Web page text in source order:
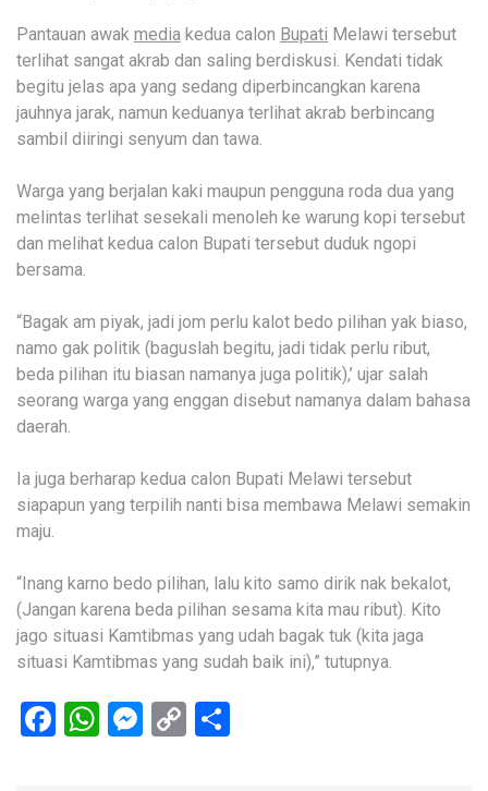
Pantauan awak media kedua calon Bupati Melawi tersebut
terlihat sangat akrab dan saling berdiskusi. Kendati tidak
begitu jelas apa yang sedang diperbincangkan karena
jauhnya jarak, namun keduanya terlihat akrab berbincang
sambil diiringi senyum dan tawa.
Warga yang berjalan kaki maupun pengguna roda dua yang
melintas terlihat sesekali menoleh ke warung kopi tersebut
dan melihat kedua calon Bupati tersebut duduk ngopi
bersama.
“Bagak am piyak, jadi jom perlu kalot bedo pilihan yak biaso,
namo gak politik (baguslah begitu, jadi tidak perlu ribut,
beda pilihan itu biasan namanya juga politik),’ ujar salah
seorang warga yang enggan disebut namanya dalam bahasa
daerah.
Ia juga berharap kedua calon Bupati Melawi tersebut
siapapun yang terpilih nanti bisa membawa Melawi semakin
maju.
“Inang karno bedo pilihan, lalu kito samo dirik nak bekalot,
(Jangan karena beda pilihan sesama kita mau ribut). Kito
jago situasi Kamtibmas yang udah bagak tuk (kita jaga
situasi Kamtibmas yang sudah baik ini),” tutupnya.
Facebook
WhatsApp
Messenger
Copy